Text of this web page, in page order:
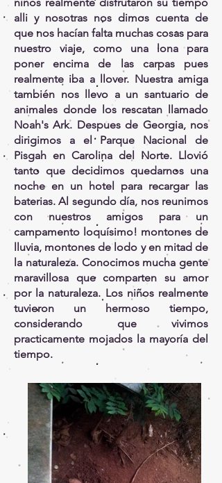
alli y nosotras nos dimos cuenta de
que nos hacían falta muchas cosas para
nuestro viaje, como una lona para
poner encima de las carpas pues
realmente iba a llover. Nuestra amiga
también nos llevo a un santuario de
animales donde los rescatan llamado
Noah's Ark. Despues de Georgia, nos
dirigimos a el Parque Nacional de
Pisgah en Carolina del Norte. Llovió
tanto que decidimos quedarnos una
noche en un hotel para recargar las
baterias. Al segundo día, nos reunimos
con nuestros amigos para un
campamento loquísimo! montones de
lluvia, montones de lodo y en mitad de
la naturaleza. Conocimos mucha gente
maravillosa que comparten su amor
por la naturaleza. Los niños realmente
tuvieron un hermoso tiempo,
considerando que vivimos
practicamente mojados la mayoría del
tiempo.